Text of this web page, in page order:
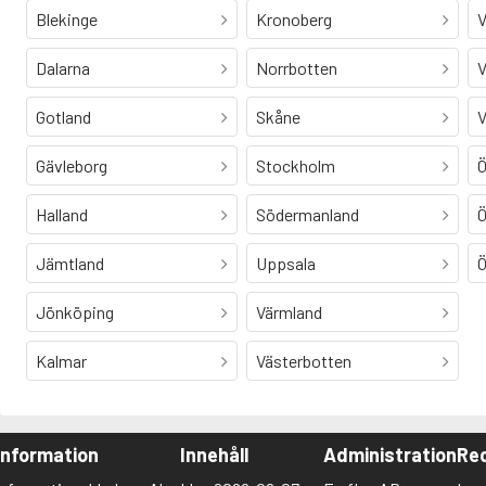
Blekinge
Dalarna
Gotland
Gävleborg
Halland
Jämtland
Jönköping
Kalmar
Kronoberg
Norrbotten
Skåne
Stockholm
Södermanland
Uppsala
Värmland
Västerbotten
Innehåll Administration